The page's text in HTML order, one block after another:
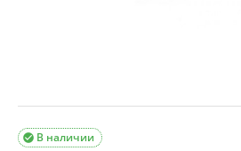
В наличии
